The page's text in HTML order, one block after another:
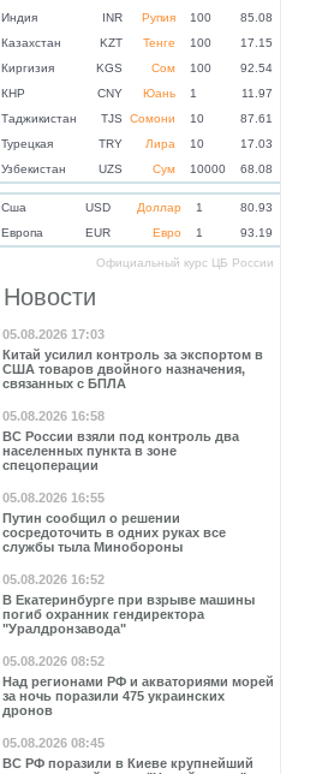
Индия
INR Рупия 100
85.08
Казахстан
KZT Тенге 100
17.15
Киргизия
KGS Сом 100
92.54
КНР
CNY Юань 1
11.97
Таджикистан
TJS Сомони 10
87.61
Турецкая
TRY Лира 10
17.03
Узбекистан
UZS Сум 10000 68.08
Cша USD Доллар 1
80.93
Eвропа
EUR Евро 1 93.19
Официальный курс ЦБ России
Новости
05.08.2026 17:03
Китай усилил контроль за экспортом в
США товаров двойного назначения,
связанных с БПЛА
05.08.2026 16:58
ВС России взяли под контроль два
населенных пункта в зоне
спецоперации
05.08.2026 16:55
Путин сообщил о решении
сосредоточить в одних руках все
службы тыла Минобороны
05.08.2026 16:52
В Екатеринбурге при взрыве машины
погиб охранник гендиректора
"Уралдронзавода"
05.08.2026 08:52
Над регионами РФ и акваториями морей
за ночь поразили 475 украинских
дронов
05.08.2026 08:45
ВС РФ поразили в Киеве крупнейший